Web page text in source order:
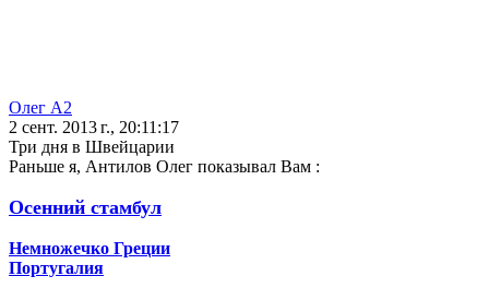
Олег А2
2 сент. 2013 г., 20:11:17
Три дня в Швейцарии
Раньше я, Антилов Олег показывал Вам :
Осенний стамбул
Немножечко Греции
Португалия